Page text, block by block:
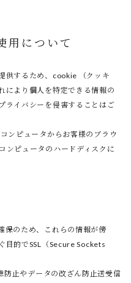
用について
供するため、cookie （クッキ
により個人を特定できる情報の
ライバシーを侵害することはご
ンピュータからお客様のブラウ
ンピュータのハードディスクに
保のため、これらの情報が傍
目的でSSL（Secure Sockets
防止やデータの改ざん防止送受信